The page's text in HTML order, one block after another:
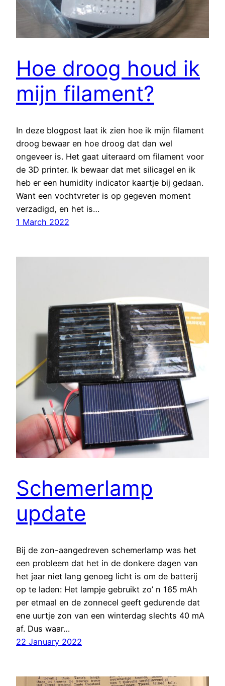
Hoe droog houd ik
mijn filament?
In deze blogpost laat ik zien hoe ik mijn filament
droog bewaar en hoe droog dat dan wel
ongeveer is. Het gaat uiteraard om filament voor
de 3D printer. Ik bewaar dat met silicagel en ik
heb er een humidity indicator kaartje bij gedaan.
Want een vochtvreter is op gegeven moment
verzadigd, en het is…
1 March 2022
Schemerlamp
update
Bij de zon-aangedreven schemerlamp was het
een probleem dat het in de donkere dagen van
het jaar niet lang genoeg licht is om de batterij
op te laden: Het lampje gebruikt zo’ n 165 mAh
per etmaal en de zonnecel geeft gedurende dat
ene uurtje zon van een winterdag slechts 40 mA
af. Dus waar…
22 January 2022